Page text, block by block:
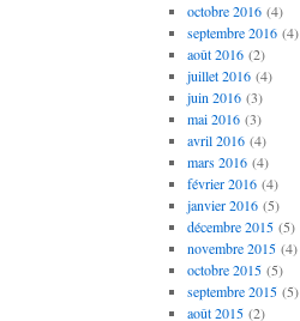
octobre 2016(4)
septembre 2016(4)
août 2016(2)
juillet 2016(4)
juin 2016(3)
mai 2016(3)
avril 2016(4)
mars 2016(4)
février 2016(4)
janvier 2016(5)
décembre 2015(5)
novembre 2015(4)
octobre 2015(5)
septembre 2015(5)
août 2015(2)